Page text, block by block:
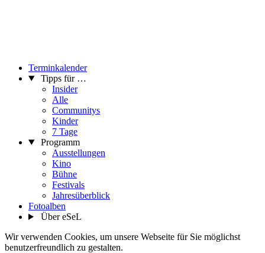
Terminkalender
Tipps für …
Insider
Alle
Communitys
Kinder
7 Tage
Programm
Ausstellungen
Kino
Bühne
Festivals
Jahresüberblick
Fotoalben
Über eSeL
Wir verwenden Cookies, um unsere Webseite für Sie möglichst
benutzerfreundlich zu gestalten.